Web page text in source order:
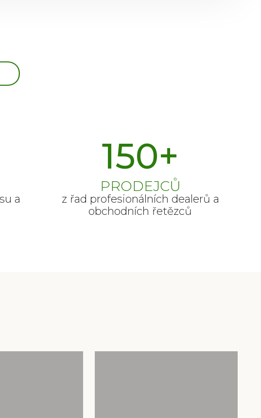
a
150+
PRODEJCŮ
z řad profesionálních dealerů a
obchodních řetězců